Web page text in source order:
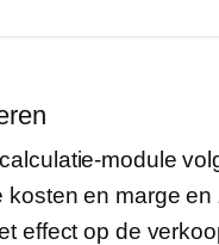
module
kosten en marge en
effect op de